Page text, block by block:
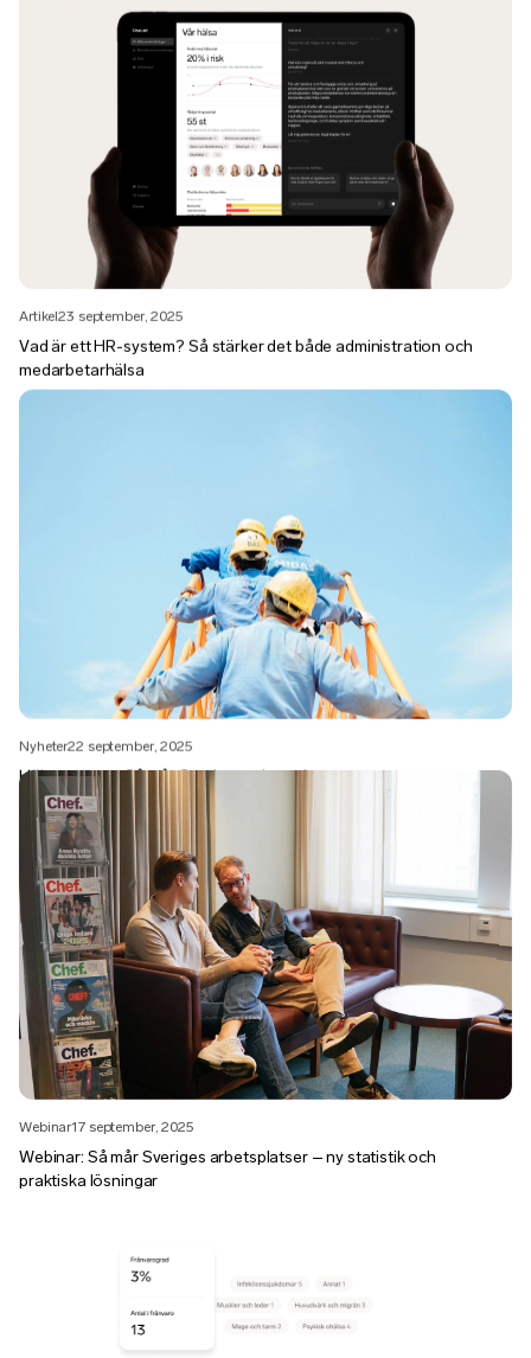
Vad är ett HR-system? Så stärker det både administration och
medarbetarhälsa
Hälsorapport: Så mår Sveriges arbetsplatser
Webinar17 september, 2025
Webinar: Så mår Sveriges arbetsplatser – ny statistik och
praktiska lösningar